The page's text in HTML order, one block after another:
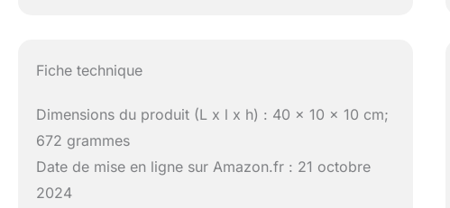
Fiche technique
Dimensions du produit (L x l x h) : 40 x 10 x 10 cm;
672 grammes
Date de mise en ligne sur Amazon.fr : 21 octobre
2024